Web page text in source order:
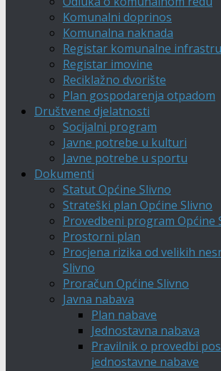
Komunalni doprinos
Komunalna naknada
Registar komunalne
Registar imovine
Reciklažno dvorište
Plan gospodarenja otpadom
Društvene djelatnosti
Socijalni program
Javne potrebe u kulturi
Javne potrebe u sportu
Dokumenti
Statut Općine Slivno
Strateški plan Općine Slivno
Provedbeni program Općine
Prostorni plan
Procjena rizika od velikih
Slivno
Proračun Općine Slivno
Javna nabava
Plan nabave
Jednostavna nabava
Pravilnik o provedbi
jednostavne nabave